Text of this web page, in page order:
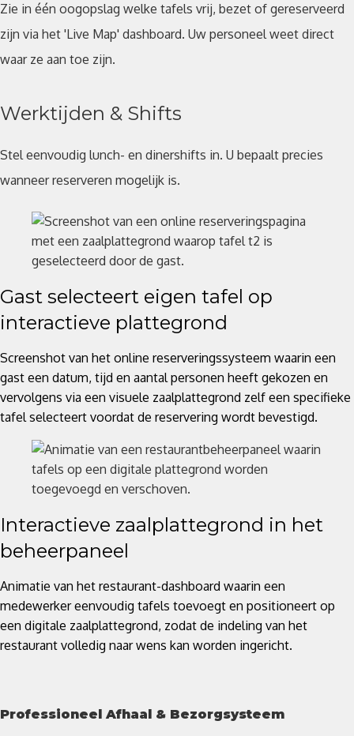
Zie in één oogopslag welke tafels vrij, bezet of gereserveerd
zijn via het 'Live Map' dashboard. Uw personeel weet direct
waar ze aan toe zijn.
Werktijden & Shifts
Stel eenvoudig lunch- en dinershifts in. U bepaalt precies
wanneer reserveren mogelijk is.
Gast selecteert eigen tafel op
interactieve plattegrond
Screenshot van het online reserveringssysteem waarin een
gast een datum, tijd en aantal personen heeft gekozen en
vervolgens via een visuele zaalplattegrond zelf een specifieke
tafel selecteert voordat de reservering wordt bevestigd.
Interactieve zaalplattegrond in het
beheerpaneel
Animatie van het restaurant-dashboard waarin een
medewerker eenvoudig tafels toevoegt en positioneert op
een digitale zaalplattegrond, zodat de indeling van het
restaurant volledig naar wens kan worden ingericht.
Professioneel Afhaal & Bezorgsysteem